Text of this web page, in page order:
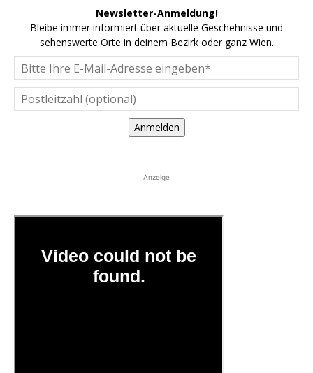
Newsletter-Anmeldung!
Bleibe immer informiert über aktuelle Geschehnisse und
sehenswerte Orte in deinem Bezirk oder ganz Wien.
Anmelden
Anzeige